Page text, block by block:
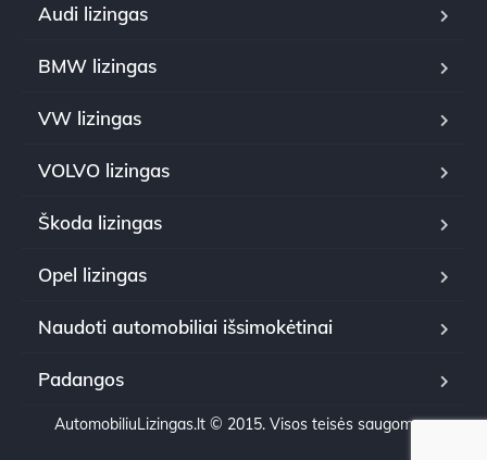
Audi lizingas
BMW lizingas
VW lizingas
VOLVO lizingas
Škoda lizingas
Opel lizingas
Naudoti automobiliai išsimokėtinai
Padangos
AutomobiliuLizingas.lt © 2015. Visos teisės saugomos.